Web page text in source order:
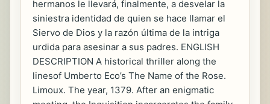
hermanos le llevará, finalmente, a desvelar la
siniestra identidad de quien se hace llamar el
Siervo de Dios y la razón última de la intriga
urdida para asesinar a sus padres. ENGLISH
DESCRIPTION A historical thriller along the
linesof Umberto Eco’s The Name of the Rose.
Limoux. The year, 1379. After an enigmatic